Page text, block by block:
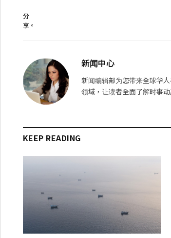
分
享。
新闻中心
新闻编辑部为您带来全球华
领域，让读者全面了解时事动
KEEP READING